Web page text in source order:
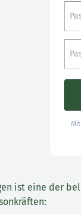
ist eine der